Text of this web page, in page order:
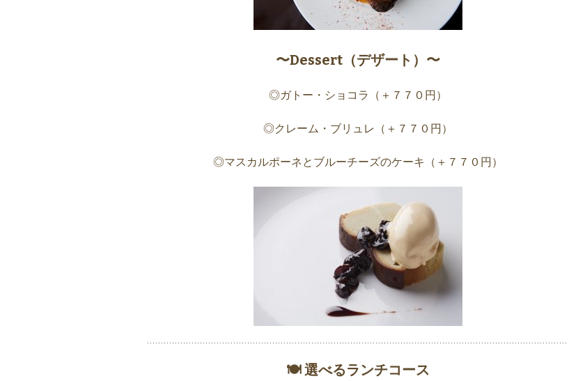
〜Dessert（デザート）〜
◎ガトー・ショコラ（＋７７０円）
◎クレーム・ブリュレ（＋７７０円）
◎マスカルポーネとブルーチーズのケーキ（＋７７０円）
🍽 選べるランチコース